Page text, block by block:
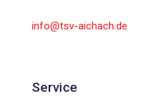
info@tsv-aichach.de
Service